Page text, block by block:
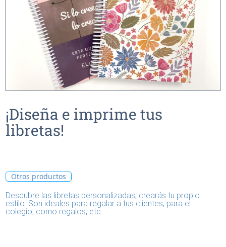
¡Diseña e imprime tus
libretas!
Otros productos
Descubre las libretas personalizadas, crearás tu propio
estilo. Son ideales para regalar a tus clientes, para el
colegio, como regalos, etc.